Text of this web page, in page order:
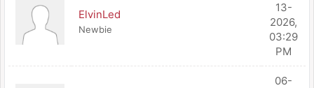
ElvinLed
Newbie
13-
2026,
03:29
PM
06-